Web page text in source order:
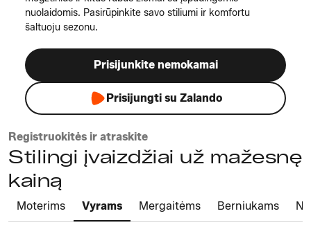
nuolaidomis. Pasirūpinkite savo stiliumi ir komfortu
šaltuoju sezonu.
Prisijunkite nemokamai
Prisijungti su Zalando
Registruokitės ir atraskite
Stilingi įvaizdžiai už mažesnę
kainą
Moterims Vyrams Mergaitėms Berniukams